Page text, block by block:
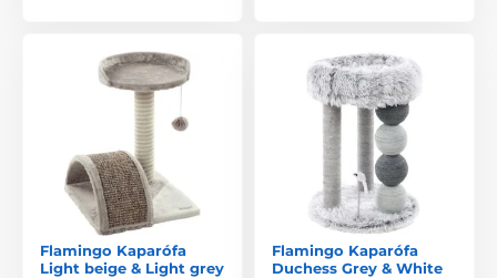
Flamingo Kaparófa
Light beige & Light grey
Flamingo Kaparófa
Duchess Grey & White